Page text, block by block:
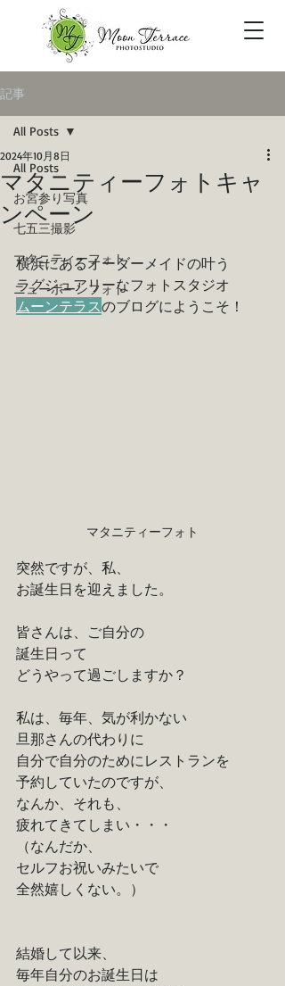
記事
All Posts
お宮参り写真
七五三撮影
マタニティーフォト
ニューボーンフォト
All Posts
マタニティーフォトキャ
ンペーン
2024年10月8日
横浜にあるオーダーメイドの叶う
ラグジュアリーなフォトスタジオ
ムーンテラスのブログにようこそ！
マタニティーフォト
突然ですが、私、
お誕生日を迎えました。
皆さんは、ご自分の
誕生日って
どうやって過ごしますか？
私は、毎年、気が利かない
旦那さんの代わりに
自分で自分のためにレストランを
予約していたのですが、
なんか、それも、
疲れてきてしまい・・・
（なんだか、
セルフお祝いみたいで
全然嬉しくない。）
結婚して以来、
毎年自分のお誕生日は